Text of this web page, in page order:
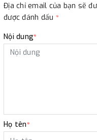
Địa chỉ email của bạn sẽ
được đánh dấu *
Nội dung*
Họ tên*